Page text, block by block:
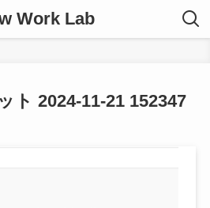
Work Lab
ト 2024-11-21 152347